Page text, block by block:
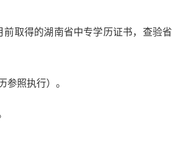
取得的湖南省中专学历证书，查验省
照执行）。